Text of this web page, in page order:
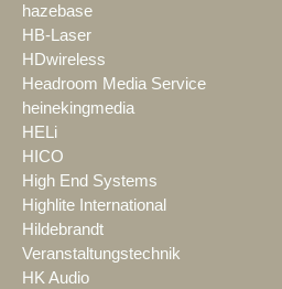
hazebase
HB-Laser
HDwireless
Headroom Media Service
heinekingmedia
HELi
HICO
High End Systems
Highlite International
Hildebrandt
Veranstaltungstechnik
HK Audio